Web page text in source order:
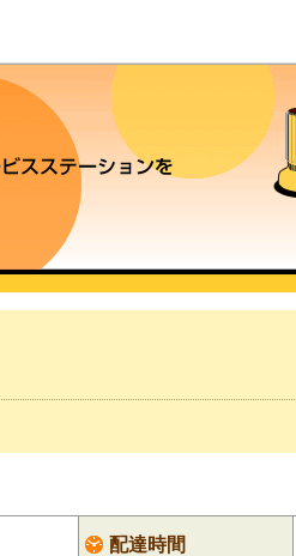
配達時間